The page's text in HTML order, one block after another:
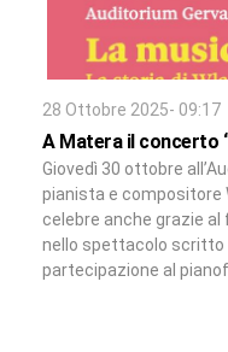
28 Ottobre 2025- 09:17
A Matera il concerto
Giovedì 30 ottobre
pianista e compositore
celebre anche grazie al
nello spettacolo scritto
partecipazione al